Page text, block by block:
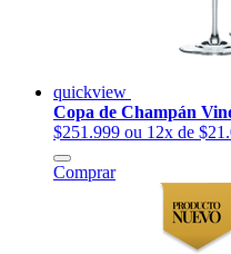
quickview
Copa de Champán
$251.999 ou 12x de
Comprar